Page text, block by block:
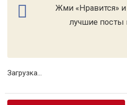
Жми «Нравится» и
лучшие посты
Загрузка...